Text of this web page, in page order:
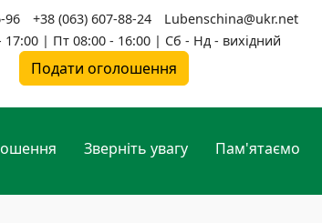
96 +38 (063) 607-88-24
Lubenschina@ukr.net
17:00 | Пт 08:00 - 16:00 | Сб - Нд - вихідний
Подати оголошення
Зверніть увагу Пам'ятаємо